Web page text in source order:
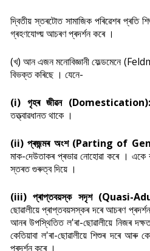
দ্বিতীয় স্তৰটোত সামাজিক পৰিৱেশৰ প্ৰতি
গ্ৰহণযোগ্য় আচৰণ প্ৰদৰ্শন কৰে ।
(খ) আন এজন মনোবিজ্ঞানী ফেল্ডমেনে
বিভক্ত কৰিছে । যেনে-
(i) গৃহৰ জীৱন (Domestication):
তত্ত্বাৱধানত থাকে ।
(ii) প্ৰজন্মৰ অংশ (Parting of
মাক-দেউতাকৰ প্ৰভাৱ নোহোৱা কৰে ।
স্তৰত গুৰুত্ব দিয়ে ।
(iii) প্ৰাপ্তবয়স্ক সদৃশ (Quasi-
ছোৱালীয়ে প্ৰাপ্তবয়সস্কৰ দৰে আচৰণ
আনৰ উপস্থিতিত ল'ৰা-ছোৱালীয়ে নিজৰ
কেতিয়াবা ল'ৰা-ছোৱালীয়ে শিশুৰ দৰে আৰু
প্ৰদৰ্শন কৰে ।